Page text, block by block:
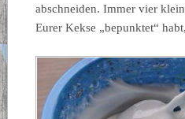
abschneiden. Immer vier
Eurer Kekse „bepunktet“